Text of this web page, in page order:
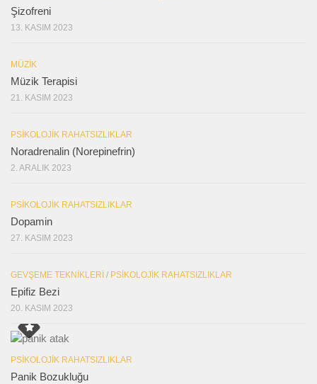
Şizofreni
13. KASIM 2023
MÜZIK
Müzik Terapisi
21. KASIM 2023
PSIKOLOJIK RAHATSIZLIKLAR
Noradrenalin (Norepinefrin)
2. ARALIK 2023
PSIKOLOJIK RAHATSIZLIKLAR
Dopamin
27. KASIM 2023
GEVŞEME TEKNIKLERI / PSIKOLOJIK RAHATSIZLIKLAR
Epifiz Bezi
20. KASIM 2023
PSIKOLOJIK RAHATSIZLIKLAR
Panik Bozukluğu